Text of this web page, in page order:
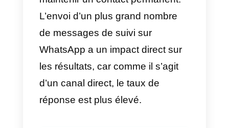
l’application a un taux de
plus élevé. S’agissant d’un canal
direct, il est très facile de
communiquer avec les gens et
donc d’obtenir un meilleur retour